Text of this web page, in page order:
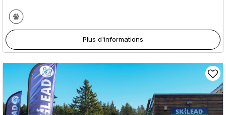
Plus d'informations